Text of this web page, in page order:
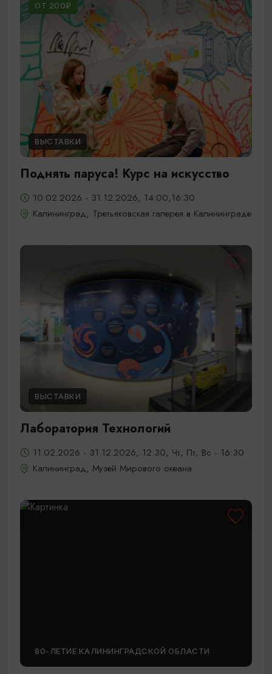
ОТ 200₽
ВЫСТАВКИ
Поднять паруса! Курс на искусство
10.02.2026 - 31.12.2026, 14:00,16:30
Калининград, Третьяковская галерея в Калининграде
ВЫСТАВКИ
Лаборатория Технологий
11.02.2026 - 31.12.2026, 12:30, Чт, Пт, Вс - 16:30
Калининград, Музей Мирового океана
80-ЛЕТИЕ КАЛИНИНГРАДСКОЙ ОБЛАСТИ